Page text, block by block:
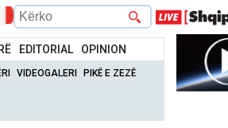
EDITORIAL OPINION
VIDEOGALERI PIKË E ZEZË